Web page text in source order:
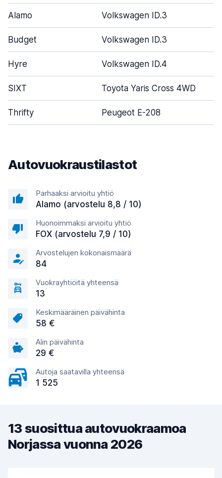
Alamo Volkswagen ID.3
Budget Volkswagen ID.3
Hyre Volkswagen ID.4
SIXT Toyota Yaris Cross 4WD
Thrifty Peugeot E-208
Autovuokraustilastot
Parhaaksi arvioitu yhtiö
Alamo (arvostelu 8,8 / 10)
Huonoimmaksi arvioitu yhtiö
FOX (arvostelu 7,9 / 10)
Arvostelujen kokonaismäärä
84
Vuokrayhtiöitä yhteensä
13
Keskimääräinen päivähinta
58 €
Alin päivähinta
29 €
Autoja saatavilla yhteensä
1 525
13 suosittua autovuokraamoa
Norjassa vuonna 2026